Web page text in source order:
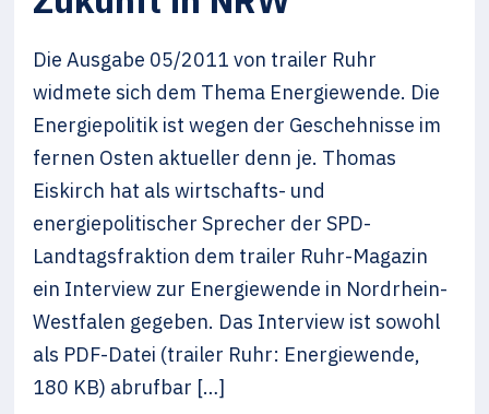
Die Ausgabe 05/2011 von trailer Ruhr
widmete sich dem Thema Energiewende. Die
Energiepolitik ist wegen der Geschehnisse im
fernen Osten aktueller denn je. Thomas
Eiskirch hat als wirtschafts- und
energiepolitischer Sprecher der SPD-
Landtagsfraktion dem trailer Ruhr-Magazin
ein Interview zur Energiewende in Nordrhein-
Westfalen gegeben. Das Interview ist sowohl
als PDF-Datei (trailer Ruhr: Energiewende,
180 KB) abrufbar […]